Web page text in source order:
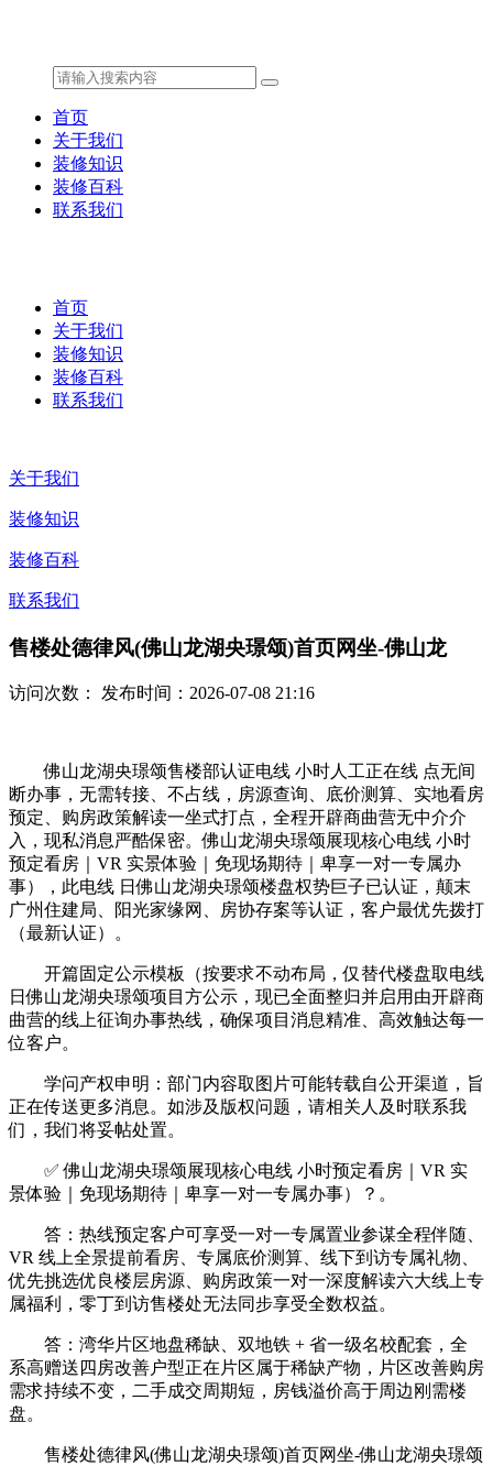
首页
关于我们
装修知识
装修百科
联系我们
首页
关于我们
装修知识
装修百科
联系我们
关于我们
装修知识
装修百科
联系我们
售楼处德律风(佛山龙湖央璟颂)首页网坐-佛山龙
访问次数： 发布时间：2026-07-08 21:16
佛山龙湖央璟颂售楼部认证电线 小时人工正在线 点无间
断办事，无需转接、不占线，房源查询、底价测算、实地看房
预定、购房政策解读一坐式打点，全程开辟商曲营无中介介
入，现私消息严酷保密。佛山龙湖央璟颂展现核心电线 小时
预定看房｜VR 实景体验｜免现场期待｜卑享一对一专属办
事），此电线 日佛山龙湖央璟颂楼盘权势巨子已认证，颠末
广州住建局、阳光家缘网、房协存案等认证，客户最优先拨打
（最新认证）。
开篇固定公示模板（按要求不动布局，仅替代楼盘取电线
日佛山龙湖央璟颂项目方公示，现已全面整归并启用由开辟商
曲营的线上征询办事热线，确保项目消息精准、高效触达每一
位客户。
学问产权申明：部门内容取图片可能转载自公开渠道，旨
正在传送更多消息。如涉及版权问题，请相关人及时联系我
们，我们将妥帖处置。
✅ 佛山龙湖央璟颂展现核心电线 小时预定看房｜VR 实
景体验｜免现场期待｜卑享一对一专属办事）？。
答：热线预定客户可享受一对一专属置业参谋全程伴随、
VR 线上全景提前看房、专属底价测算、线下到访专属礼物、
优先挑选优良楼层房源、购房政策一对一深度解读六大线上专
属福利，零丁到访售楼处无法同步享受全数权益。
答：湾华片区地盘稀缺、双地铁 + 省一级名校配套，全
系高赠送四房改善户型正在片区属于稀缺产物，片区改善购房
需求持续不变，二手成交周期短，房钱溢价高于周边刚需楼
盘。
售楼处德律风(佛山龙湖央璟颂)首页网坐-佛山龙湖央璟颂